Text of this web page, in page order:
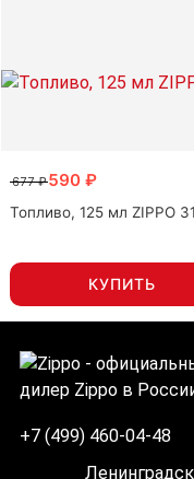
677 ₽590 ₽
Топливо, 125 мл ZIPPO
КУПИТЬ
+7 (499) 460-04-48